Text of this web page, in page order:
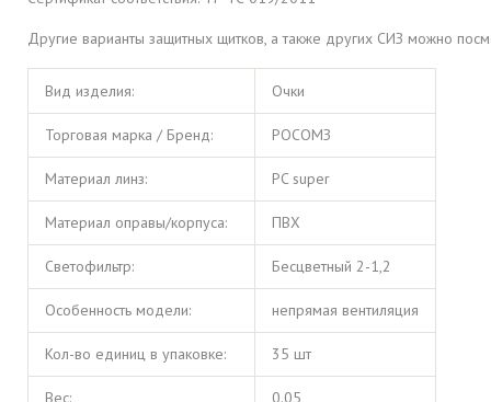
Другие варианты защитных щитков, а также других СИЗ можно
Вид изделия: Очки
Торговая марка / Бренд: РОСОМЗ
Материал линз: PC super
Материал оправы/корпуса: ПВХ
Светофильтр: Бесцветный 2-1,2
Особенность модели: непрямая вентиляция
Кол-во единиц в упаковке: 35 шт
Вес: 0.05